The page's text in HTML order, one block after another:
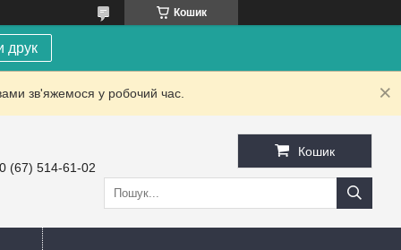
Кошик
друк
зв'яжемося у робочий час.
(67) 514-61-02
Кошик